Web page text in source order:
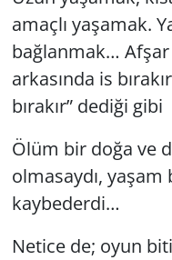
amaçlı yaşamak.
bağlanmak… Afşar
arkasında is
bırakır” dediği gibi
Ölüm bir doğa ve
olmasaydı,
kaybederdi…
Netice de; oyun